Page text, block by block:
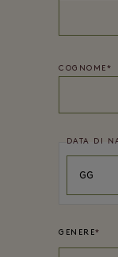
COGNOME*
DATA DI
Day
GG
GENERE*